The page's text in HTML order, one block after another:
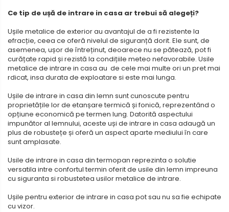
Ce tip de ușă de intrare in casa ar trebui să alegeți?
Ușile metalice de exterior au avantajul de a fi rezistente la
efracție, ceea ce oferă nivelul de siguranță dorit. Ele sunt, de
asemenea, ușor de întreținut, deoarece nu se pătează, pot fi
curățate rapid și rezistă la condițiile meteo nefavorabile. Usile
metalice de intrare in casa au de cele mai multe ori un pret mai
rdicat, insa durata de exploatare si este mai lunga.
Ușile de intrare in casa din lemn sunt cunoscute pentru
proprietățile lor de etanșare termică și fonică, reprezentând o
opțiune economică pe termen lung. Datorită aspectului
impunător al lemnului, aceste uși de intrare in casa adaugă un
plus de robustețe și oferă un aspect aparte mediului în care
sunt amplasate.
Usile de intrare in casa din termopan reprezinta o solutie
versatila intre confortul termin oferit de usile din lemn impreuna
cu siguranta si robustetea usilor metalice de intrare.
Ușile pentru exterior de intrare in casa pot sau nu sa fie echipate
cu vizor.